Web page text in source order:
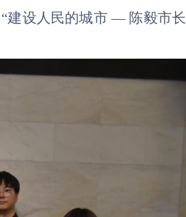
“建设人民的城市 — 陈毅市长